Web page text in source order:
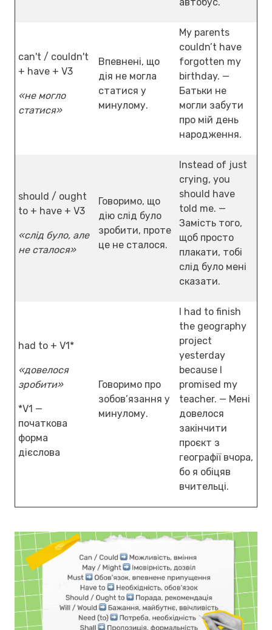
can't / couldn't
+ have + V3
«не могло
статися»
Впевнені, що
дія не могла
статися у
минулому.
My parents
couldn’t have
forgotten my
birthday. —
Батьки не
могли забути
про мій день
народження.
should / ought
to + have + V3
«слід було, але
не сталося»
Говоримо, що
дію слід було
зробити, проте
це не сталося.
Instead of just
crying, you
should have
told me. —
Замість того,
щоб просто
плакати, тобі
слід було мені
сказати.
had to + V1*
«довелося
зробити»
*V1 —
початкова
форма
дієслова
Говоримо про
зобов’язання у
минулому.
I had to finish
the geography
project
yesterday
because I
promised my
teacher. — Мені
довелося
закінчити
проєкт з
географії вчора,
бо я обіцяв
вчительці.